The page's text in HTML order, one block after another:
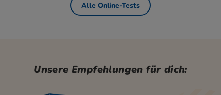
Alle Online-Tests
Unsere Empfehlungen für dich: